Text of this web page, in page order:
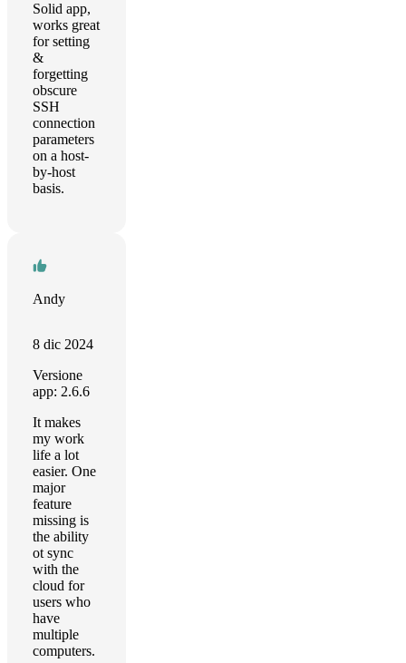
Solid app,
works great
for setting
&
forgetting
obscure
SSH
connection
parameters
on a host-
by-host
basis.
Andy
8 dic 2024
Versione
app: 2.6.6
It makes
my work
life a lot
easier. One
major
feature
missing is
the ability
ot sync
with the
cloud for
users who
have
multiple
computers.